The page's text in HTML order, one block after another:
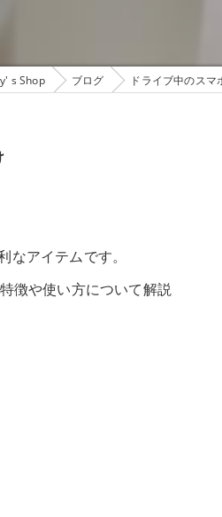
s Shop ブログ ドライブ中のス
アイテムです。
徴や使い方について解説